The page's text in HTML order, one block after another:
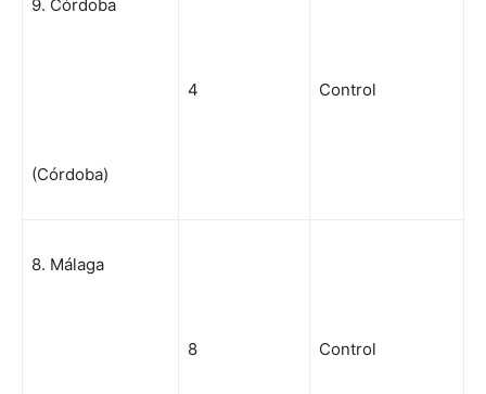
9. Córdoba
(Córdoba)
4 Control
8. Málaga
8 Control